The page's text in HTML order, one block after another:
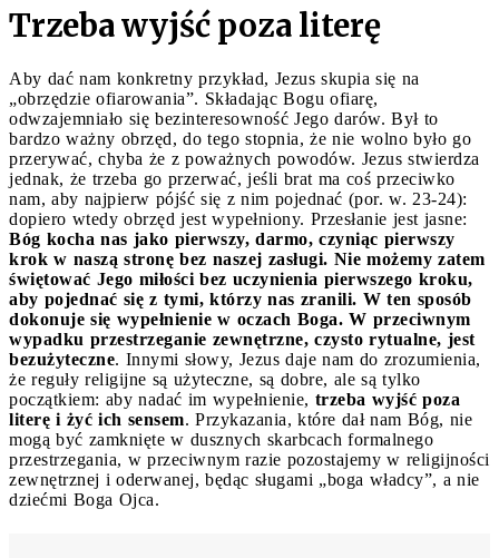
Trzeba wyjść poza literę
Aby dać nam konkretny przykład, Jezus skupia się na
„obrzędzie ofiarowania”. Składając Bogu ofiarę,
odwzajemniało się bezinteresowność Jego darów. Był to
bardzo ważny obrzęd, do tego stopnia, że nie wolno było go
przerywać, chyba że z poważnych powodów. Jezus stwierdza
jednak, że trzeba go przerwać, jeśli brat ma coś przeciwko
nam, aby najpierw pójść się z nim pojednać (por. w. 23-24):
dopiero wtedy obrzęd jest wypełniony. Przesłanie jest jasne:
Bóg kocha nas jako pierwszy, darmo, czyniąc pierwszy
krok w naszą stronę bez naszej zasługi. Nie możemy zatem
świętować Jego miłości bez uczynienia pierwszego kroku,
aby pojednać się z tymi, którzy nas zranili. W ten sposób
dokonuje się wypełnienie w oczach Boga. W przeciwnym
wypadku przestrzeganie zewnętrzne, czysto rytualne, jest
bezużyteczne. Innymi słowy, Jezus daje nam do zrozumienia,
że reguły religijne są użyteczne, są dobre, ale są tylko
początkiem: aby nadać im wypełnienie, trzeba wyjść poza
literę i żyć ich sensem. Przykazania, które dał nam Bóg, nie
mogą być zamknięte w dusznych skarbcach formalnego
przestrzegania, w przeciwnym razie pozostajemy w religijności
zewnętrznej i oderwanej, będąc sługami „boga władcy”, a nie
dziećmi Boga Ojca.